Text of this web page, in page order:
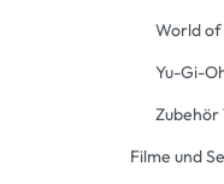
World
Yu-Gi-
Zubehör
Filme und